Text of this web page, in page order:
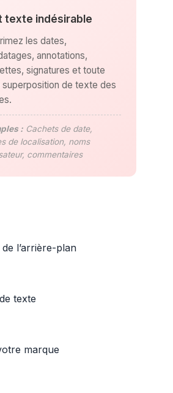
texte indésirable
les dates,
annotations,
signatures et toute
superposition de texte des
:Cachets de date,
de localisation, noms
commentaires
l’arrière-plan
texte
marque